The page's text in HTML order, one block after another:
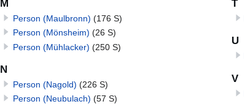
M
Person (Maulbronn) (176 S)
Person (Mönsheim) (26 S)
Person (Mühlacker) (250 S)
N
Person (Nagold) (226 S)
Person (Neubulach) (57 S)
T
U
V